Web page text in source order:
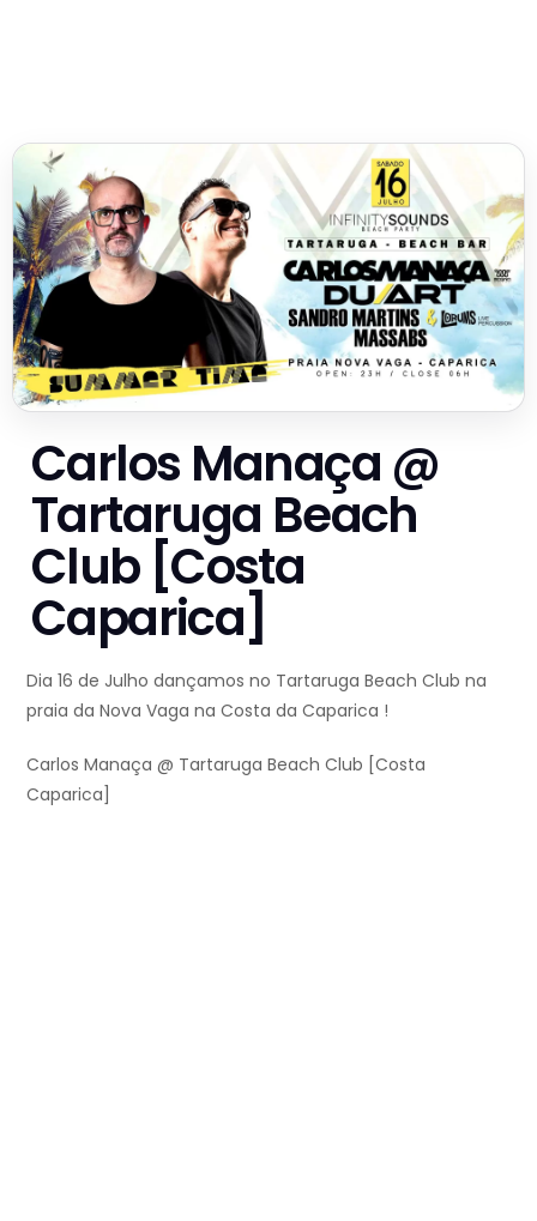
Carlos Manaça @
Tartaruga Beach
Club [Costa
Caparica]
Dia 16 de Julho dançamos no Tartaruga Beach Club na
praia da Nova Vaga na Costa da Caparica !
Carlos Manaça @ Tartaruga Beach Club [Costa
Caparica]